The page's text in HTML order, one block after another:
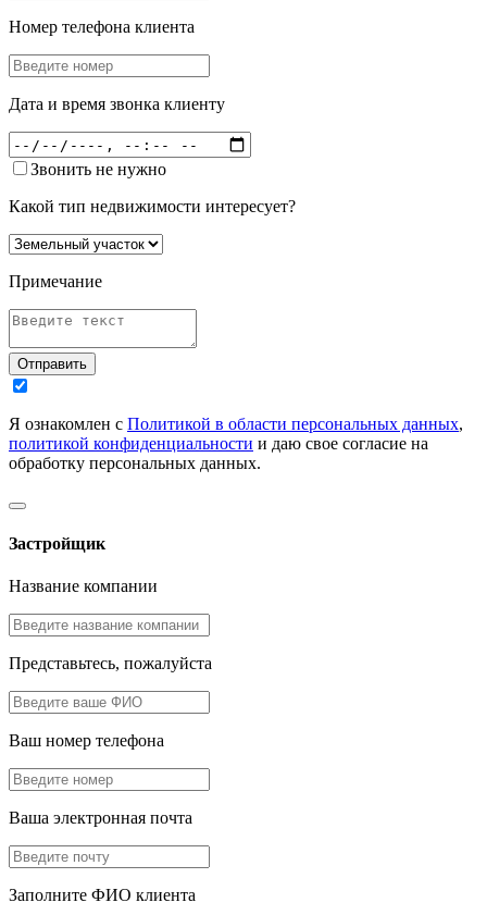
Номер телефона клиента
Дата и время звонка клиенту
Звонить не нужно
Какой тип недвижимости интересует?
Примечание
Отправить
Я ознакомлен с Политикой в области персональных данных,
политикой конфиденциальности и даю свое согласие на
обработку персональных данных.
Застройщик
Название компании
Представьтесь, пожалуйста
Ваш номер телефона
Ваша электронная почта
Заполните ФИО клиента